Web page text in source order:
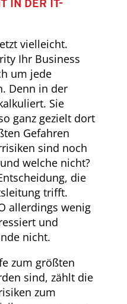
IN DER IT-
vielleicht.
Ihr Business
um jede
Denn in der
Sie
ganz gezielt dort
Gefahren
sind noch
welche nicht?
die
trifft.
allerdings wenig
und
nicht.
zum größten
sind, zählt die
zum